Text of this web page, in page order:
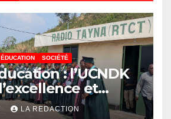
ÉDUCATION SOCIÉTÉ
: l’UCNDK
et
des jeunes
LA REDACTION